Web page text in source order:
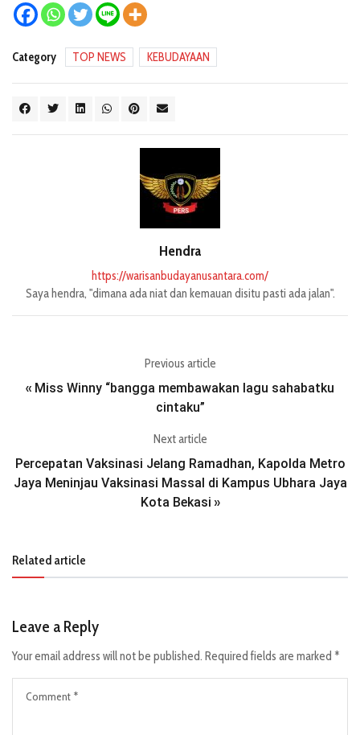
Category TOP NEWS KEBUDAYAAN
Hendra
https://warisanbudayanusantara.com/
Saya hendra, "dimana ada niat dan kemauan disitu pasti ada jalan".
Previous article
« Miss Winny “bangga membawakan lagu sahabatku
cintaku”
Next article
Percepatan Vaksinasi Jelang Ramadhan, Kapolda Metro
Jaya Meninjau Vaksinasi Massal di Kampus Ubhara Jaya
Kota Bekasi »
Related article
Leave a Reply
Your email address will not be published. Required fields are marked *